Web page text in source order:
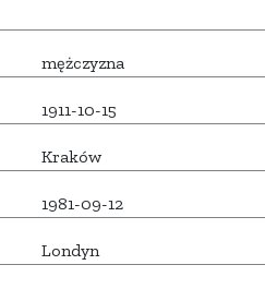
mężczyzna
1911-10-15
Kraków
1981-09-12
Londyn